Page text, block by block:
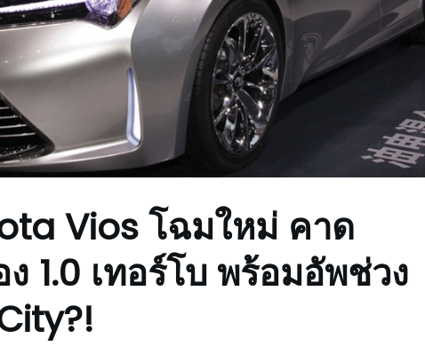
Vios โฉมใหม่ คาด
ง 1.0 เทอร์โบ พร้อมอัพช่วง